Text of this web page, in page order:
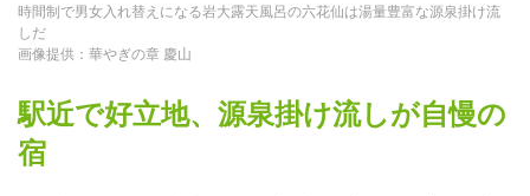
時間制で男女入れ替えになる岩大露天風呂の六花仙は湯量豊富な源泉掛け流
しだ
画像提供：華やぎの章 慶山
駅近で好立地、源泉掛け流しが自慢の
宿